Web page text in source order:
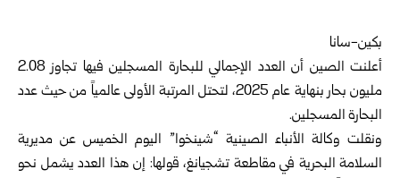
بكين-سانا‏
أعلنت الصين أن العدد الإجمالي للبحارة المسجلين فيها تجاوز 2.08
مليون بحار بنهاية ‏عام 2025، لتحتل المرتبة الأولى عالمياً من حيث عدد
البحارة المسجلين.‏
ونقلت وكالة الأنباء الصينية “شينخوا” اليوم الخميس عن مديرية
السلامة البحرية في ‏مقاطعة تشجيانغ، قولها: إن هذا العدد يشمل نحو